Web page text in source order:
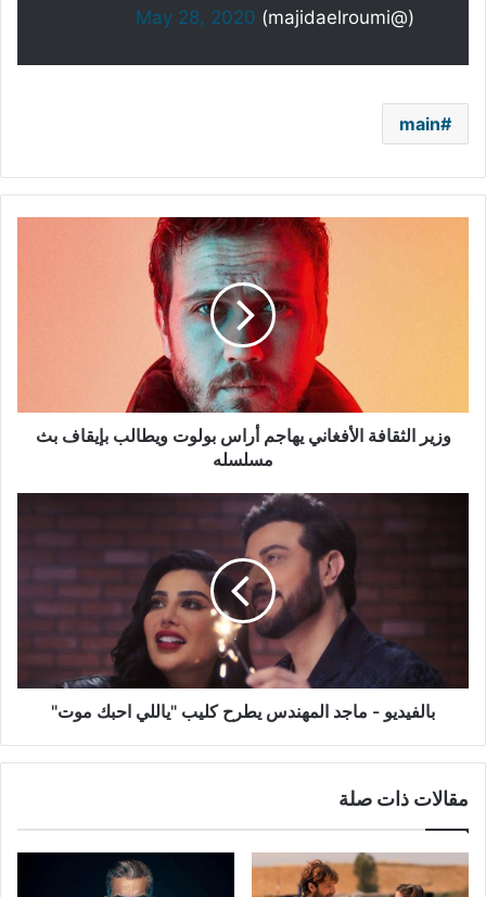
(@majidaelroumi)
May 28, 2020
main
بث
مسلسله
وزير الثقافة الأفغاني يهاجم أراس بولوت ويطالب بإيقاف بث
مسلسله
موت"
بالفيديو - ماجد المهندس يطرح كليب "ياللي احبك موت"
مقالات ذات صلة